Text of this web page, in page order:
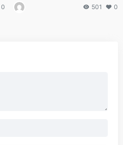
0 501 0